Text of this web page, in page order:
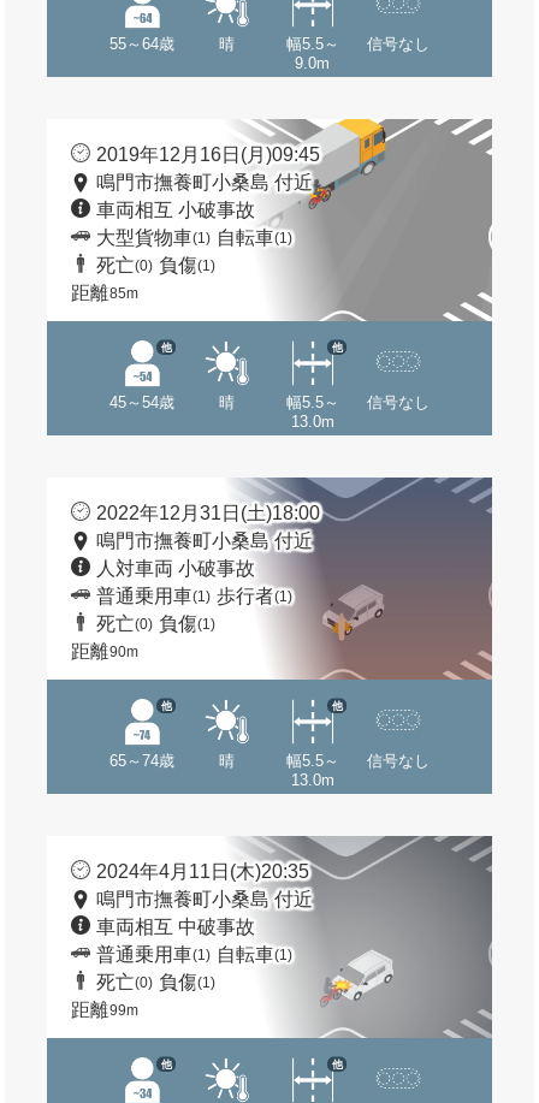
55～64歳 晴
幅5.5～
9.0m
信号なし
2019年12月16日(月)09:45
鳴門市撫養町小桑島 付近
車両相互 小破事故
大型貨物車(1) 自転車(1)
死亡(0) 負傷(1)
距離85m
45～54歳
他
晴
幅5.5～
13.0m
他
信号なし
2022年12月31日(土)18:00
鳴門市撫養町小桑島 付近
人対車両 小破事故
普通乗用車(1) 歩行者(1)
死亡(0) 負傷(1)
距離90m
65～74歳
他
晴
幅5.5～
13.0m
他
信号なし
2024年4月11日(木)20:35
鳴門市撫養町小桑島 付近
車両相互 中破事故
普通乗用車(1) 自転車(1)
死亡(0) 負傷(1)
距離99m
他 他